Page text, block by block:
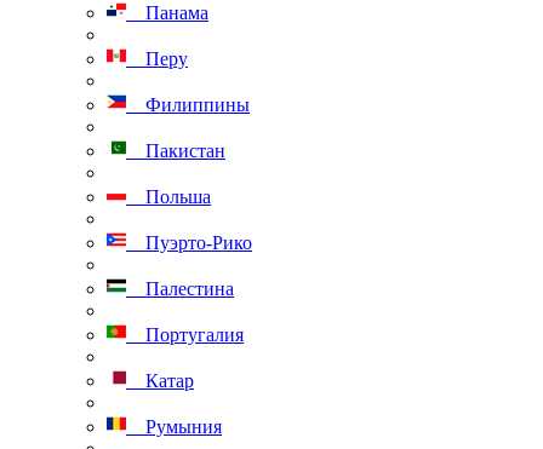
Панама
Перу
Филиппины
Пакистан
Польша
Пуэрто-Рико
Палестина
Португалия
Катар
Румыния